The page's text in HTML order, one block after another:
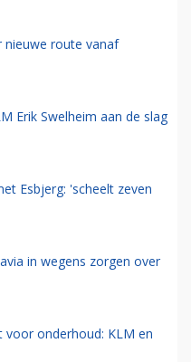
nieuwe route vanaf
Erik Swelheim aan de slag
Esbjerg: 'scheelt zeven
in wegens zorgen over
voor onderhoud: KLM en